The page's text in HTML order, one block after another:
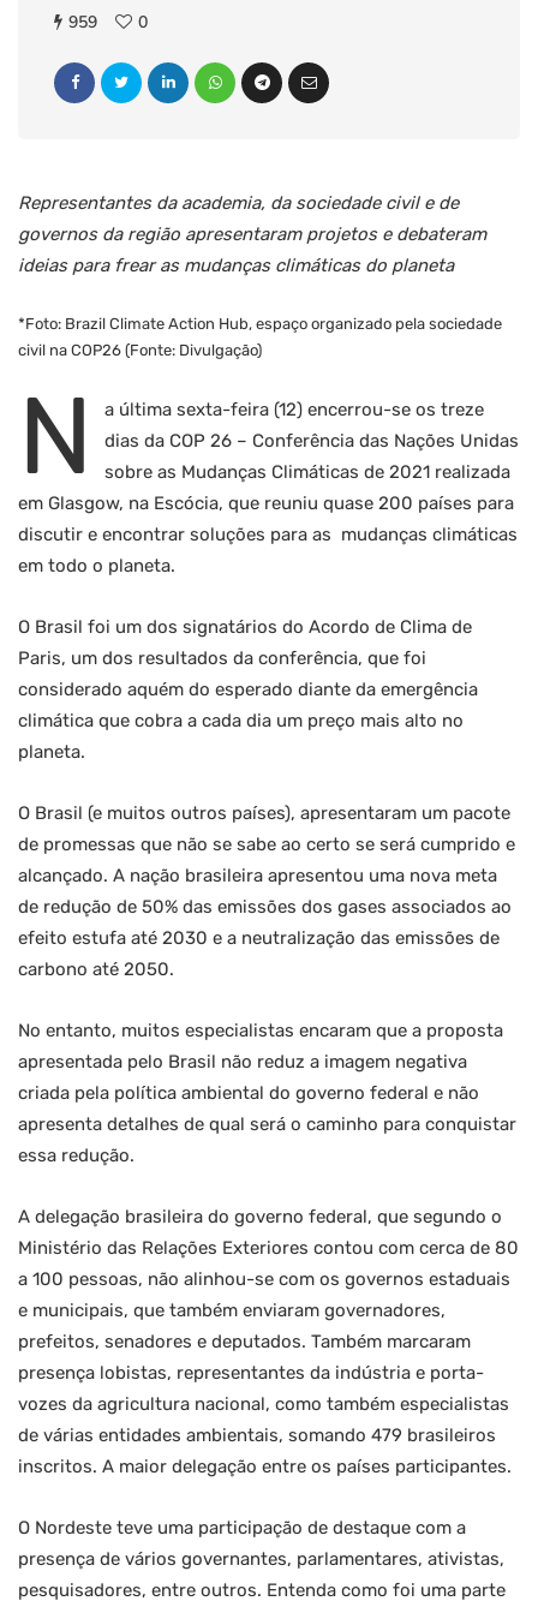
959 0
Representantes da academia, da sociedade civil e de
governos da região apresentaram projetos e debateram
ideias para frear as mudanças climáticas do planeta
*Foto: Brazil Climate Action Hub, espaço organizado pela sociedade
civil na COP26 (Fonte: Divulgação)
N
a última sexta-feira (12) encerrou-se os treze
dias da COP 26 – Conferência das Nações Unidas
sobre as Mudanças Climáticas de 2021 realizada
em Glasgow, na Escócia, que reuniu quase 200 países para
discutir e encontrar soluções para as mudanças climáticas
em todo o planeta.
O Brasil foi um dos signatários do Acordo de Clima de
Paris, um dos resultados da conferência, que foi
considerado aquém do esperado diante da emergência
climática que cobra a cada dia um preço mais alto no
planeta.
O Brasil (e muitos outros países), apresentaram um pacote
de promessas que não se sabe ao certo se será cumprido e
alcançado. A nação brasileira apresentou uma nova meta
de redução de 50% das emissões dos gases associados ao
efeito estufa até 2030 e a neutralização das emissões de
carbono até 2050.
No entanto, muitos especialistas encaram que a proposta
apresentada pelo Brasil não reduz a imagem negativa
criada pela política ambiental do governo federal e não
apresenta detalhes de qual será o caminho para conquistar
essa redução.
A delegação brasileira do governo federal, que segundo o
Ministério das Relações Exteriores contou com cerca de 80
a 100 pessoas, não alinhou-se com os governos estaduais
e municipais, que também enviaram governadores,
prefeitos, senadores e deputados. Também marcaram
presença lobistas, representantes da indústria e porta-
vozes da agricultura nacional, como também especialistas
de várias entidades ambientais, somando 479 brasileiros
inscritos. A maior delegação entre os países participantes.
O Nordeste teve uma participação de destaque com a
presença de vários governantes, parlamentares, ativistas,
pesquisadores, entre outros. Entenda como foi uma parte